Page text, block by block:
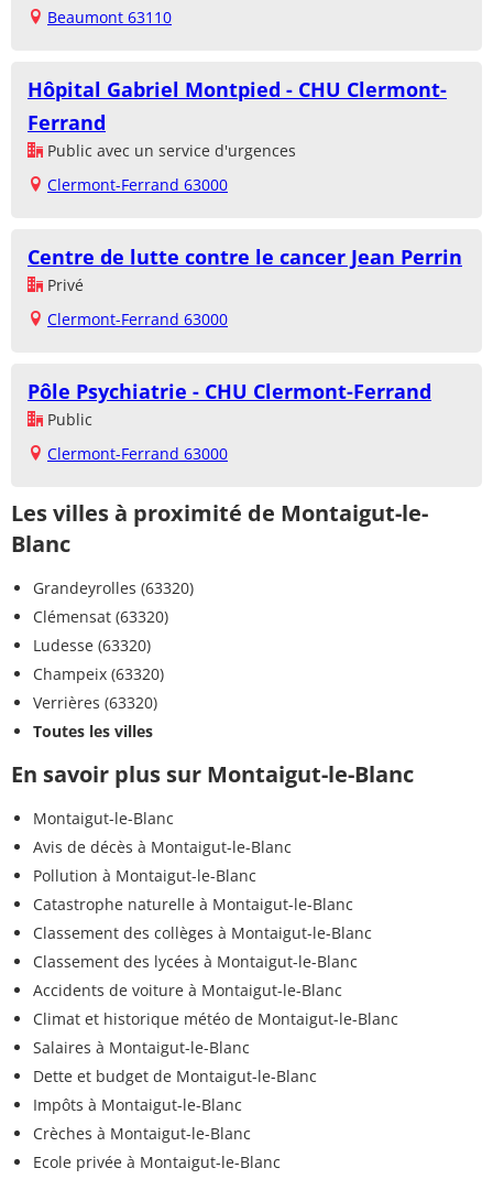
Beaumont 63110
Hôpital Gabriel Montpied - CHU Clermont-
Ferrand
Public avec un service d'urgences
Clermont-Ferrand 63000
Centre de lutte contre le cancer Jean Perrin
Privé
Clermont-Ferrand 63000
Pôle Psychiatrie - CHU Clermont-Ferrand
Public
Clermont-Ferrand 63000
Les villes à proximité de Montaigut-le-
Blanc
Grandeyrolles (63320)
Clémensat (63320)
Ludesse (63320)
Champeix (63320)
Verrières (63320)
Toutes les villes
En savoir plus sur Montaigut-le-Blanc
Montaigut-le-Blanc
Avis de décès à Montaigut-le-Blanc
Pollution à Montaigut-le-Blanc
Catastrophe naturelle à Montaigut-le-Blanc
Classement des collèges à Montaigut-le-Blanc
Classement des lycées à Montaigut-le-Blanc
Accidents de voiture à Montaigut-le-Blanc
Climat et historique météo de Montaigut-le-Blanc
Salaires à Montaigut-le-Blanc
Dette et budget de Montaigut-le-Blanc
Impôts à Montaigut-le-Blanc
Crèches à Montaigut-le-Blanc
Ecole privée à Montaigut-le-Blanc